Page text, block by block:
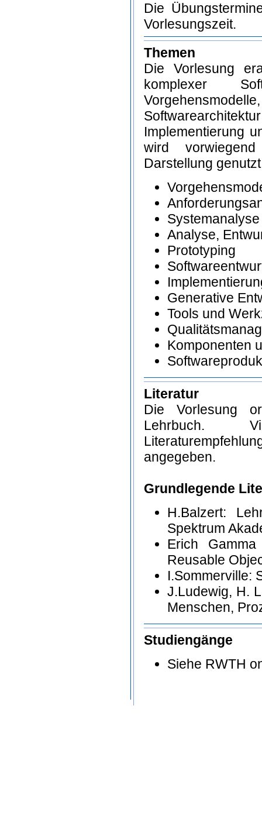
Die
Vorlesungszeit.
Themen
Die Vorlesung
komplexer
Implementierung
wird
Darstellung
Analyse,
Prototyping
Generative
Tools und
Komponenten
Literatur
Die Vorlesung
Lehrbuch.
angegeben.
Grundlegende
H.Balzert:
Spektrum
Erich
Reusable
I.Sommerville:
J.Ludewig, H.
Menschen,
Studiengänge
Siehe RWTH